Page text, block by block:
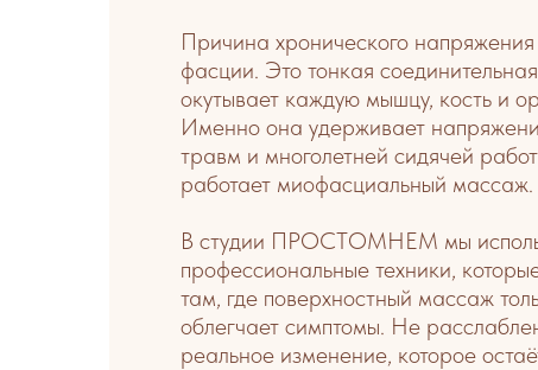
Причина хронического
фасции. Это тонкая
окутывает каждую мышцу, кость и
Именно она удерживает
травм и многолетней сидячей
работает миофасциальный массаж.
В студии ПРОСТОМНЕМ мы
профессиональные техники,
там, где поверхностный массаж
облегчает симптомы. Не
реальное изменение, которое